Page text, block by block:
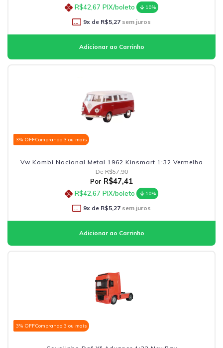
R$42,67 PIX/boleto 10%
9x de R$5,27 sem juros
3% OFFComprando 3 ou mais
Vw Kombi Nacional Metal 1962 Kinsmart 1:32 Vermelha
De R$57,90
Por R$47,41
R$42,67 PIX/boleto 10%
9x de R$5,27 sem juros
3% OFFComprando 3 ou mais